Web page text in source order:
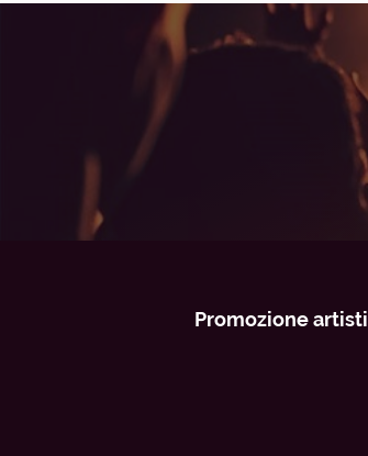
NavigazionePromozione artisti